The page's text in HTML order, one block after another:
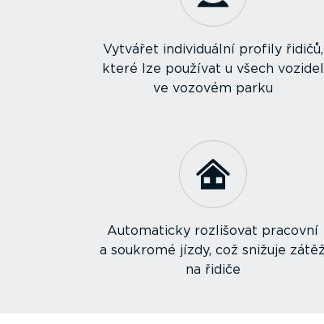
Vytvářet indivi­duální profily řidičů,
které lze používat u všech vozidel
ve vozovém parku
Automaticky rozlišovat pracovní
a soukromé jízdy, což snižuje zátěž
na řidiče